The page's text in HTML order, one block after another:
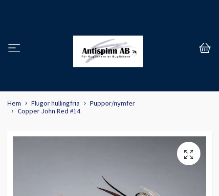
Hem Flugor hullingfria
Puppor/nymfer
Copper John Red #14